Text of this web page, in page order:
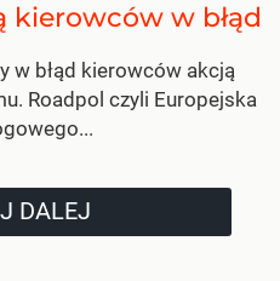
kierowców w błąd
w błąd kierowców akcją
Roadpol czyli Europejska
DALEJ